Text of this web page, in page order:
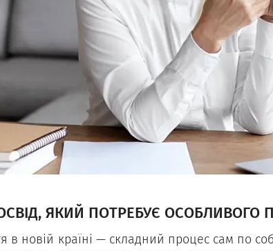
ЯКИЙ ПОТРЕБУЄ ОСОБЛИВОГО
в новій країні — складний процес сам по